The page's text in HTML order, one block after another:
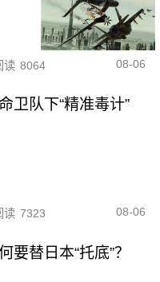
读 8064 08-06
卫队下“精准毒计”
读 7323 08-06
替日本“托底”？